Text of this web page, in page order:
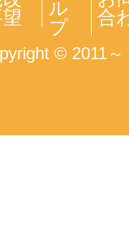
ル
プ
合
© 2011